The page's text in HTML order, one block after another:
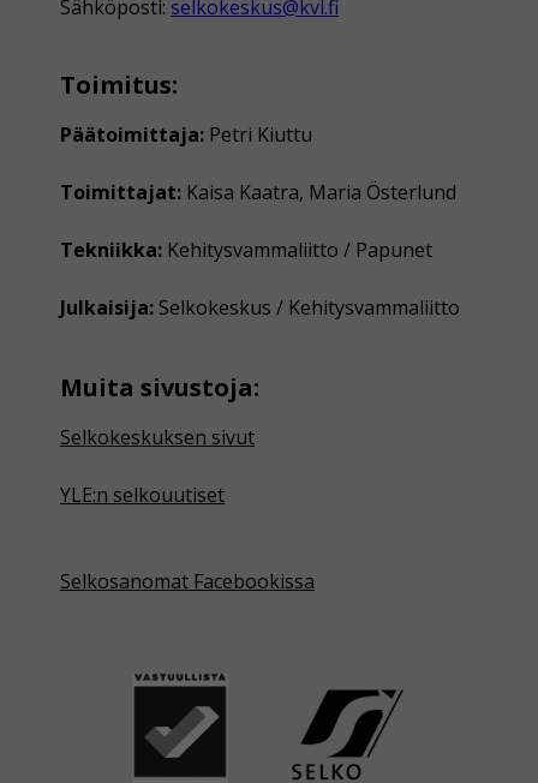
Sähköposti: selkokeskus@kvl.fi
Toimitus:
Päätoimittaja: Petri Kiuttu
Toimittajat: Kaisa Kaatra, Maria Österlund
Tekniikka: Kehitysvammaliitto / Papunet
Julkaisija: Selkokeskus / Kehitysvammaliitto
Muita sivustoja:
Selkokeskuksen sivut
YLE:n selkouutiset
Selkosanomat Facebookissa